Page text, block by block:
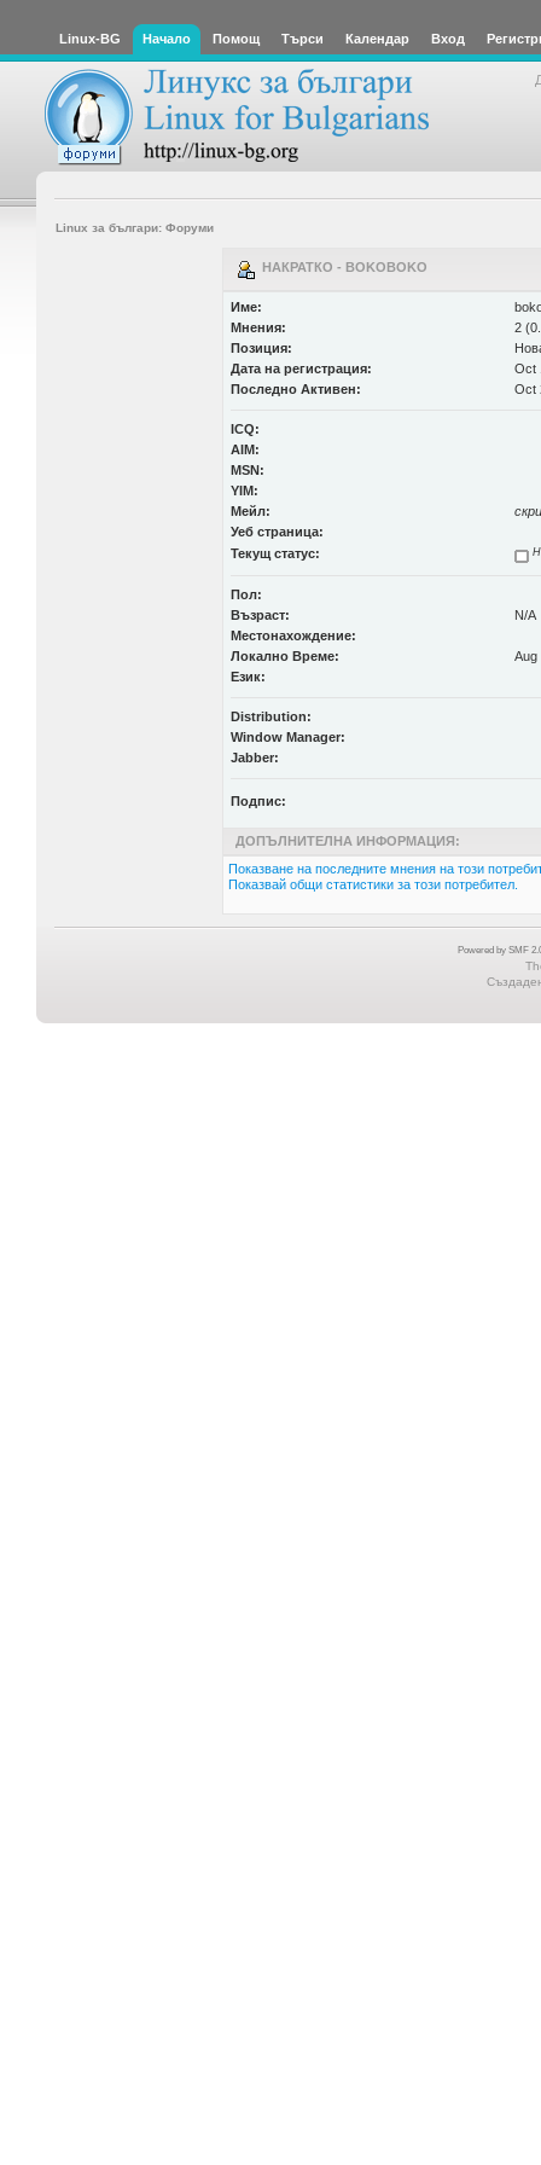
Linux-BG Начало Помощ Търси Календар Вход
Linux за българи: Форуми
НАКРАТКО - BOKOBOKO
Име:
Мнения:
2
Позиция:
Дата на регистрация:
Oct
Последно Активен:
Oct
ICQ:
AIM:
MSN:
YIM:
Мейл:
Уеб страница:
Текущ статус:
Пол:
Възраст:
N/A
Местонахождение:
Локално Време:
Aug
Език:
Distribution:
Window Manager:
Jabber:
Подпис:
ДОПЪЛНИТЕЛНА ИНФОРМАЦИЯ:
Показване на последните мнения на този
Показвай общи статистики за този потребител.
Powered by SMF